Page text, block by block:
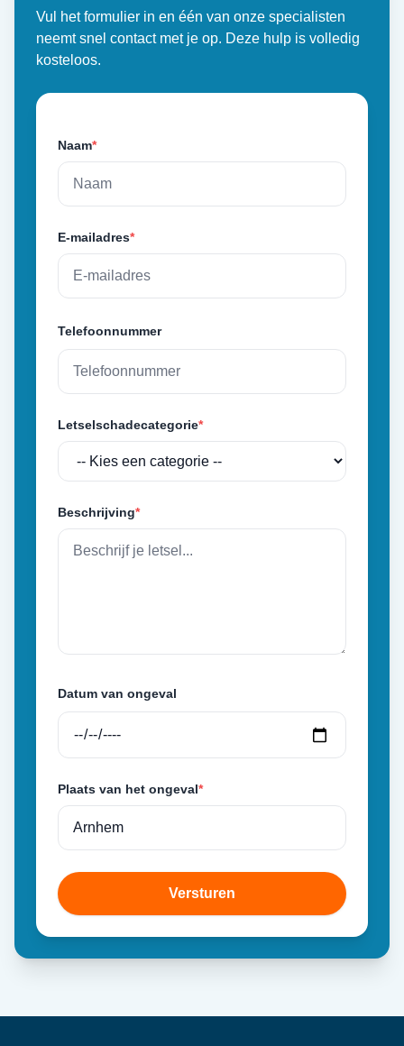
Vul het formulier in en één van onze specialisten
neemt snel contact met je op. Deze hulp is volledig
kosteloos.
Naam*
E-mailadres*
Telefoonnummer
Letselschadecategorie*
Beschrijving*
Datum van ongeval
Plaats van het ongeval*
Versturen